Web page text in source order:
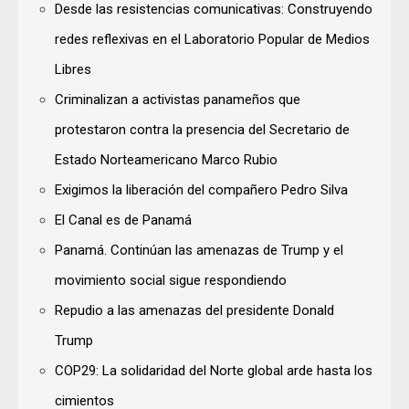
Desde las resistencias comunicativas: Construyendo
redes reflexivas en el Laboratorio Popular de Medios
Libres
Criminalizan a activistas panameños que
protestaron contra la presencia del Secretario de
Estado Norteamericano Marco Rubio
Exigimos la liberación del compañero Pedro Silva
El Canal es de Panamá
Panamá. Continúan las amenazas de Trump y el
movimiento social sigue respondiendo
Repudio a las amenazas del presidente Donald
Trump
COP29: La solidaridad del Norte global arde hasta los
cimientos